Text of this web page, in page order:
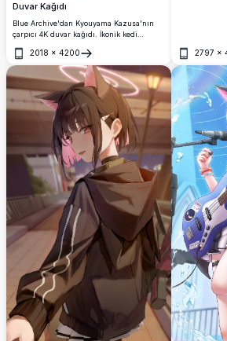
Duvar Kağıdı
Blue Archive'dan Kyouyama Kazusa'nın
çarpıcı 4K duvar kağıdı. İkonik kedi
üniformasıyla canlı şehir ışıklarına sahip
nefes kesici bir gece şehir manzarası arka
planında.
2018 × 4200
Aç
2797 ×
Aç